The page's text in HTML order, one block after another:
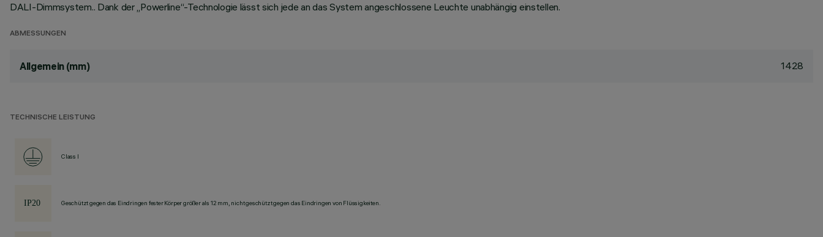
DALI-Dimmsystem.. Dank der „Powerline“-Technologie lässt sich jede an das System angeschlossene Leuchte unabhängig einstellen.
ABMESSUNGEN
Allgemein (mm) 1428
TECHNISCHE LEISTUNG
Class I
Geschützt gegen das Eindringen fester Körper größer als 12 mm, nicht geschützt gegen das Eindringen von Flüssigkeiten.